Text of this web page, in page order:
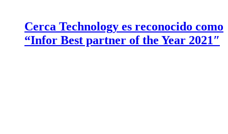
Cerca Technology es reconocido como
“Infor Best partner of the Year 2021″